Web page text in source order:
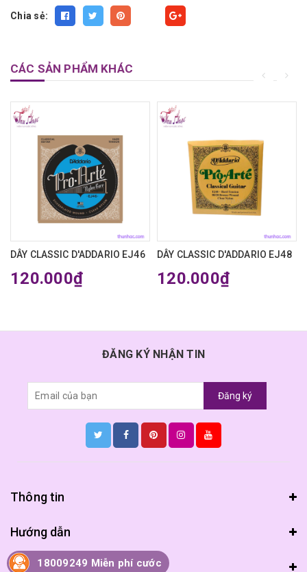
Chia sẻ:
CÁC SẢN PHẨM KHÁC
DÂY CLASSIC D'ADDARIO EJ46
120.000₫
DÂY CLASSIC D'ADDARIO EJ48
120.000₫
ĐĂNG KÝ NHẬN TIN
Đăng ký
Thông tin
Hướng dẫn
Chính sách
18009249 Miễn phí cước